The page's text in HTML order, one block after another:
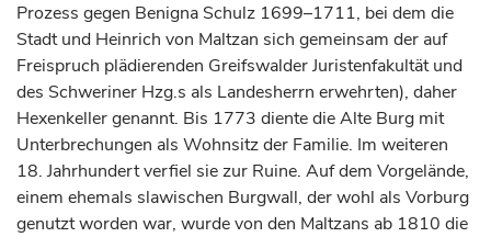
Prozess gegen Benigna Schulz 1699–1711, bei dem die
Stadt und Heinrich von Maltzan sich gemeinsam der auf
Freispruch plädierenden Greifswalder Juristenfakultät und
des Schweriner Hzg.s als Landesherrn erwehrten), daher
Hexenkeller genannt. Bis 1773 diente die Alte Burg mit
Unterbrechungen als Wohnsitz der Familie. Im weiteren
18. Jahrhundertverfiel sie zur Ruine. Auf dem Vorgelände,
einem ehemals slawischen Burgwall, der wohl als Vorburg
genutzt worden war, wurde von den Maltzans ab 1810 die